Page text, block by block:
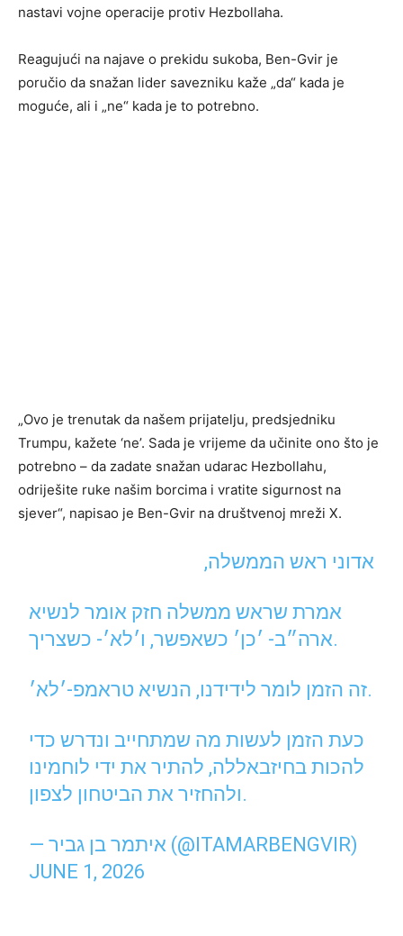
nastavi vojne operacije protiv Hezbollaha.
Reagujući na najave o prekidu sukoba, Ben-Gvir je
poručio da snažan lider savezniku kaže „da“ kada je
moguće, ali i „ne“ kada je to potrebno.
„Ovo je trenutak da našem prijatelju, predsjedniku
Trumpu, kažete ‘ne’. Sada je vrijeme da učinite ono što je
potrebno – da zadate snažan udarac Hezbollahu,
odriješite ruke našim borcima i vratite sigurnost na
sjever“, napisao je Ben-Gvir na društvenoj mreži X.
אדוני ראש הממשלה,
אמרת שראש ממשלה חזק אומר לנשיא
ארה״ב- ׳כן׳ כשאפשר, ו׳לא׳- כשצריך.
זה הזמן לומר לידידנו, הנשיא טראמפ-׳לא׳.
כעת הזמן לעשות מה שמתחייב ונדרש כדי
להכות בחיזבאללה, להתיר את ידי לוחמינו
ולהחזיר את הביטחון לצפון.
— איתמר בן גביר (@ITAMARBENGVIR)
JUNE 1, 2026